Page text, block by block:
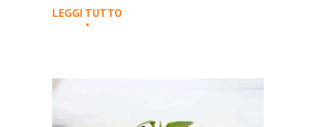
LEGGI TUTTO